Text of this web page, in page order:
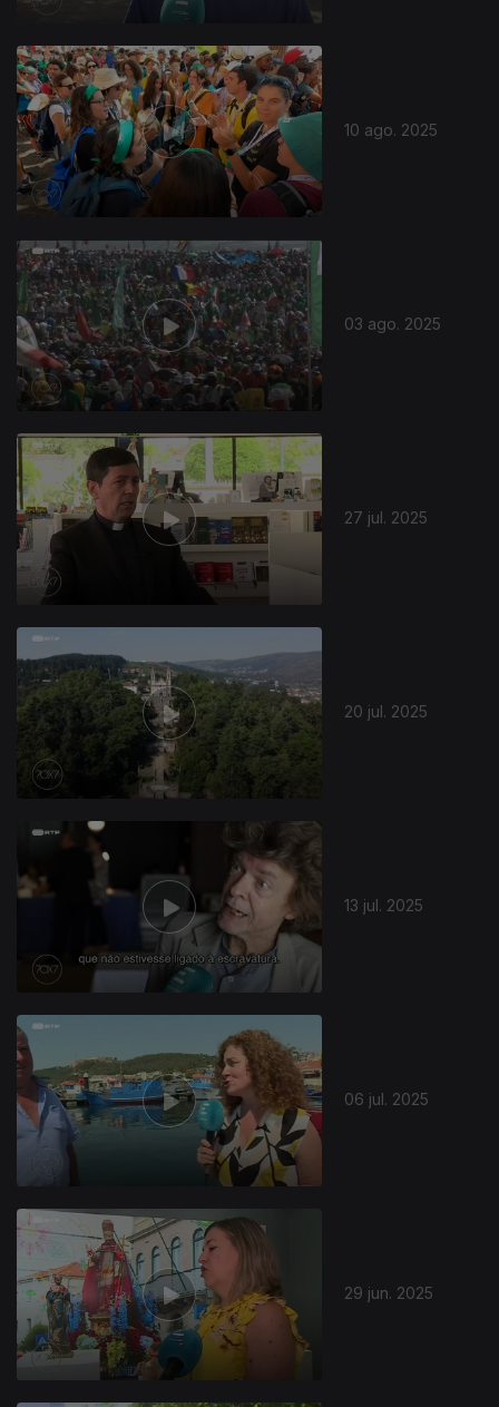
10 ago. 2025
03 ago. 2025
27 jul. 2025
20 jul. 2025
13 jul. 2025
06 jul. 2025
29 jun. 2025